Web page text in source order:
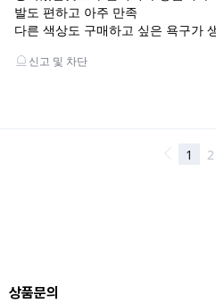
BEIGE
상품문의